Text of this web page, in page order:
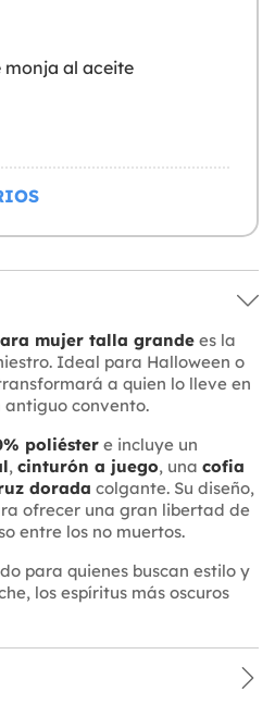
monja al aceite
mujer talla grandees la
Ideal para Halloween o
a quien lo lleve en
convento.
poliéstere incluye un
, cinturón a juego, una cofia
dorada colgante. Su diseño,
ofrecer una gran libertad de
entre los no muertos.
para quienes buscan estilo y
los espíritus más oscuros